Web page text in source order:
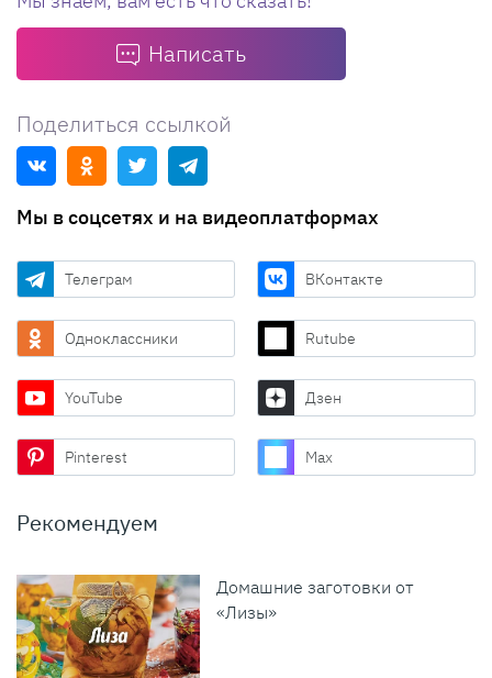
Написать
Поделиться ссылкой
Мы в соцсетях и на видеоплатформах
Телеграм ВКонтакте
Одноклассники Rutube
YouTube Дзен
Pinterest Max
Рекомендуем
Домашние заготовки от
«Лизы»